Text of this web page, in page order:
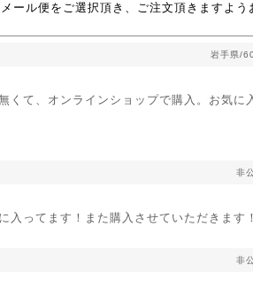
ル便をご選択頂き、ご注文頂きますよう
岩手県/
て、オンラインショップで購入。お気に
非
ってます！また購入させていただきます！
非